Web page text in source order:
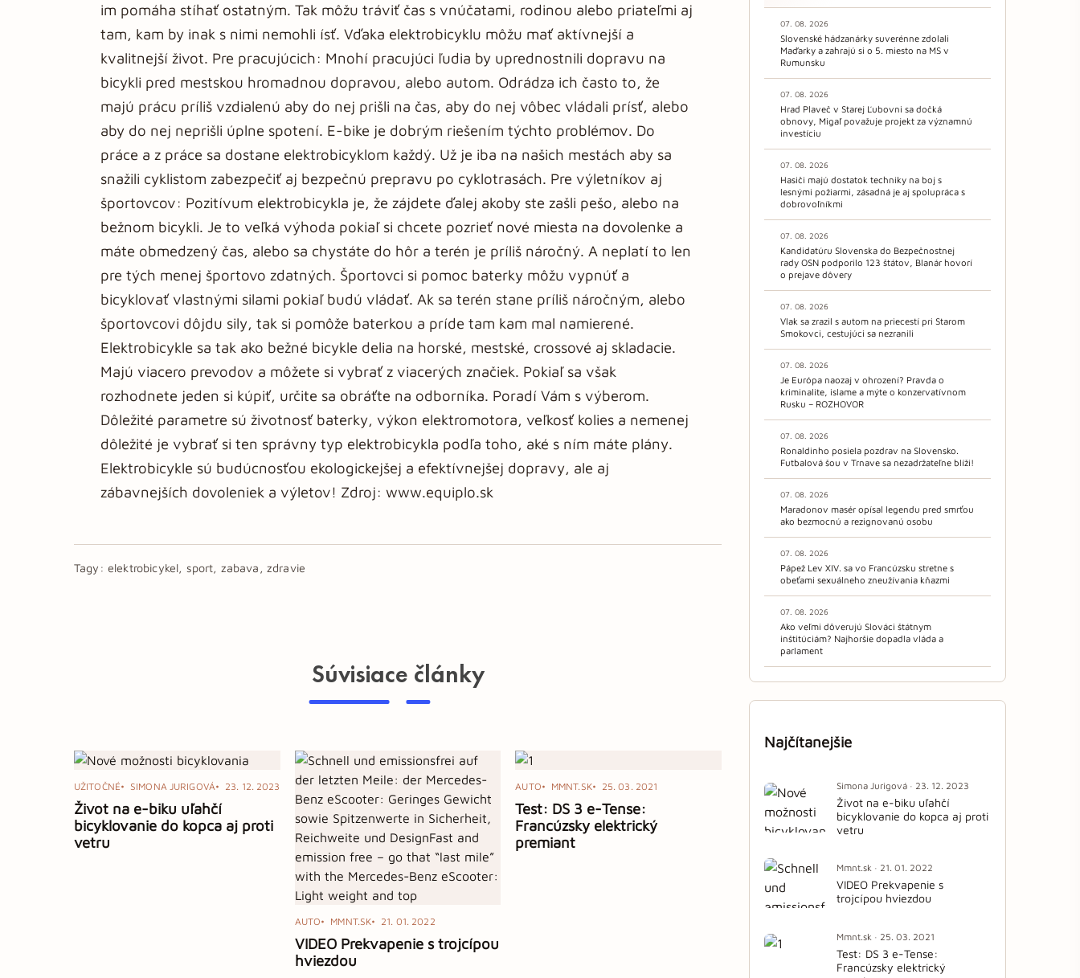
im pomáha stíhať ostatným. Tak môžu tráviť čas s vnúčatami, rodinou alebo priateľmi aj
tam, kam by inak s nimi nemohli ísť. Vďaka elektrobicyklu môžu mať aktívnejší a
kvalitnejší život. Pre pracujúcich: Mnohí pracujúci ľudia by uprednostnili dopravu na
bicykli pred mestskou hromadnou dopravou, alebo autom. Odrádza ich často to, že
majú prácu príliš vzdialenú aby do nej prišli na čas, aby do nej vôbec vládali prísť, alebo
aby do nej neprišli úplne spotení. E-bike je dobrým riešením týchto problémov. Do
práce a z práce sa dostane elektrobicyklom každý. Už je iba na našich mestách aby sa
snažili cyklistom zabezpečiť aj bezpečnú prepravu po cyklotrasách. Pre výletníkov aj
športovcov: Pozitívum elektrobicykla je, že zájdete ďalej akoby ste zašli pešo, alebo na
bežnom bicykli. Je to veľká výhoda pokiaľ si chcete pozrieť nové miesta na dovolenke a
máte obmedzený čas, alebo sa chystáte do hôr a terén je príliš náročný. A neplatí to len
pre tých menej športovo zdatných. Športovci si pomoc baterky môžu vypnúť a
bicyklovať vlastnými silami pokiaľ budú vládať. Ak sa terén stane príliš náročným, alebo
športovcovi dôjdu sily, tak si pomôže baterkou a príde tam kam mal namierené.
Elektrobicykle sa tak ako bežné bicykle delia na horské, mestské, crossové aj skladacie.
Majú viacero prevodov a môžete si vybrať z viacerých značiek. Pokiaľ sa však
rozhodnete jeden si kúpiť, určite sa obráťte na odborníka. Poradí Vám s výberom.
Dôležité parametre sú životnosť baterky, výkon elektromotora, veľkosť kolies a nemenej
dôležité je vybrať si ten správny typ elektrobicykla podľa toho, aké s ním máte plány.
Elektrobicykle sú budúcnosťou ekologickejšej a efektívnejšej dopravy, ale aj
zábavnejších dovoleniek a výletov! Zdroj: www.equiplo.sk
Tagy: elektrobicykel, sport, zabava, zdravie
Súvisiace články
UŽITOČNÉ SIMONA JURIGOVÁ 23. 12. 2023
Život na e-biku uľahčí
bicyklovanie do kopca aj proti
vetru
AUTO MMNT.SK 21. 01. 2022
VIDEO Prekvapenie s trojcípou
hviezdou
AUTO MMNT.SK 25. 03. 2021
Test: DS 3 e-Tense:
Francúzsky elektrický
premiant
07. 08. 2026
Slovenské hádzanárky suverénne zdolali
Maďarky a zahrajú si o 5. miesto na MS v
Rumunsku
07. 08. 2026
Hrad Plaveč v Starej Ľubovni sa dočká
obnovy, Migaľ považuje projekt za významnú
investíciu
07. 08. 2026
Hasiči majú dostatok techniky na boj s
lesnými požiarmi, zásadná je aj spolupráca s
dobrovoľníkmi
07. 08. 2026
Kandidatúru Slovenska do Bezpečnostnej
rady OSN podporilo 123 štátov, Blanár hovorí
o prejave dôvery
07. 08. 2026
Vlak sa zrazil s autom na priecestí pri Starom
Smokovci, cestujúci sa nezranili
07. 08. 2026
Je Európa naozaj v ohrození? Pravda o
kriminalite, islame a mýte o konzervatívnom
Rusku – ROZHOVOR
07. 08. 2026
Ronaldinho posiela pozdrav na Slovensko.
Futbalová šou v Trnave sa nezadržateľne blíži!
07. 08. 2026
Maradonov masér opísal legendu pred smrťou
ako bezmocnú a rezignovanú osobu
07. 08. 2026
Pápež Lev XIV. sa vo Francúzsku stretne s
obeťami sexuálneho zneužívania kňazmi
07. 08. 2026
Ako veľmi dôverujú Slováci štátnym
inštitúciám? Najhoršie dopadla vláda a
parlament
Najčítanejšie
Simona Jurigová · 23. 12. 2023
Život na e-biku uľahčí
bicyklovanie do kopca aj proti
vetru
Mmnt.sk · 21. 01. 2022
VIDEO Prekvapenie s
trojcípou hviezdou
Mmnt.sk · 25. 03. 2021
Test: DS 3 e-Tense:
Francúzsky elektrický